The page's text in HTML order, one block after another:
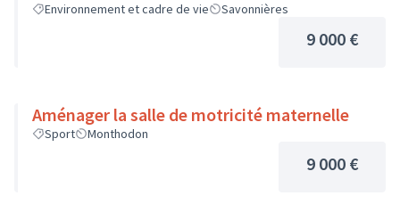
Environnement et cadre de vie Savonnières
9 000 €
Aménager la salle de motricité maternelle
Sport Monthodon
9 000 €